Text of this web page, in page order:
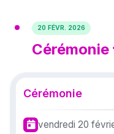
20 FÉVR. 2026
Cérémonie
Cérémonie
vendredi 20